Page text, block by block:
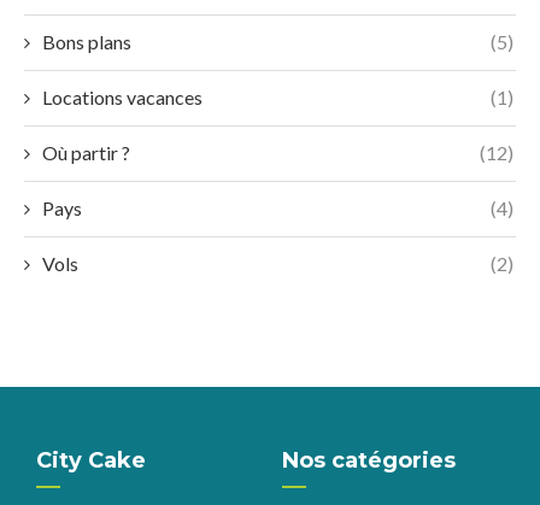
Bons plans (5)
Locations vacances (1)
Où partir ? (12)
Pays (4)
Vols (2)
City Cake Nos catégories